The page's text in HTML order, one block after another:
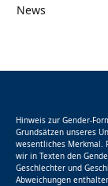
News
Hinweis zur Gender-
Grundsätzen unseres
wesentliches Merkmal.
wir in Texten den
Geschlechter und
Abweichungen